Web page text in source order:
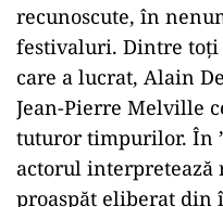
recunoscute, în
festivaluri. Dintre
care a lucrat, Alain
Jean-Pierre Melville
tuturor timpurilor. În
actorul
proaspăt eliberat din